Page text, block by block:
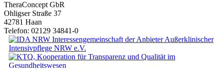
TheraConcept GbR
Ohligser Straße 37
42781 Haan
Telefon: 02129 34841-0